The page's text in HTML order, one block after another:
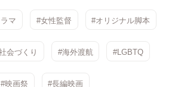
マ #女性監督 #オリジナル脚本
会づくり #海外渡航 #LGBTQ
#映画祭 #長編映画